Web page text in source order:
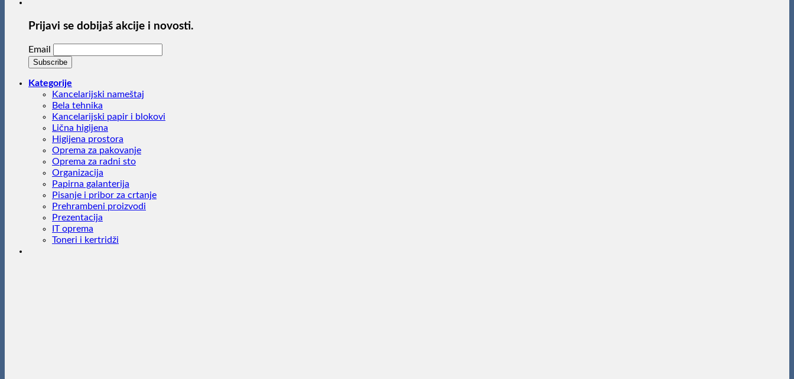
Prijavi se dobijaš akcije i novosti.
Email
Kategorije
Kancelarijski nameštaj
Bela tehnika
Kancelarijski papir i blokovi
Lična higijena
Higijena prostora
Oprema za pakovanje
Oprema za radni sto
Organizacija
Papirna galanterija
Pisanje i pribor za crtanje
Prehrambeni proizvodi
Prezentacija
IT oprema
Toneri i kertridži